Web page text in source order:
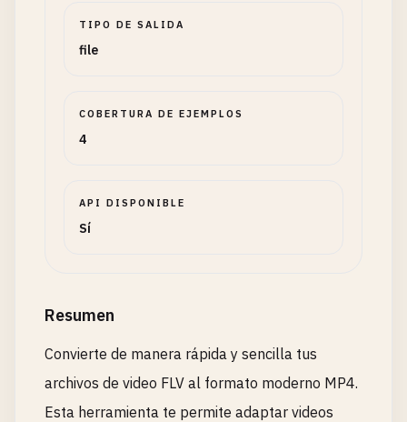
TIPO DE SALIDA
file
COBERTURA DE EJEMPLOS
4
API DISPONIBLE
Sí
Resumen
Convierte de manera rápida y sencilla tus
archivos de video FLV al formato moderno MP4.
Esta herramienta te permite adaptar videos